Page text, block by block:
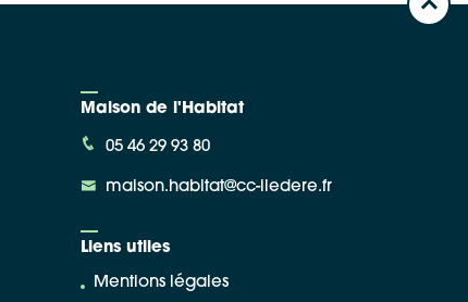
Maison de l'Habitat
05 46 29 93 80
maison.habitat@cc-iledere.fr
Liens utiles
Mentions légales